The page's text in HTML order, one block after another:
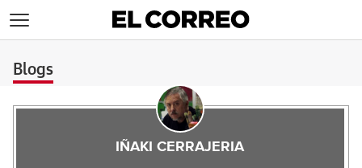
Blogs
IÑAKI CERRAJERIA